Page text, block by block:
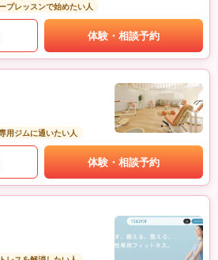
プレッスンで始めたい人
体験・相談予約
用ジムに通いたい人
体験・相談予約